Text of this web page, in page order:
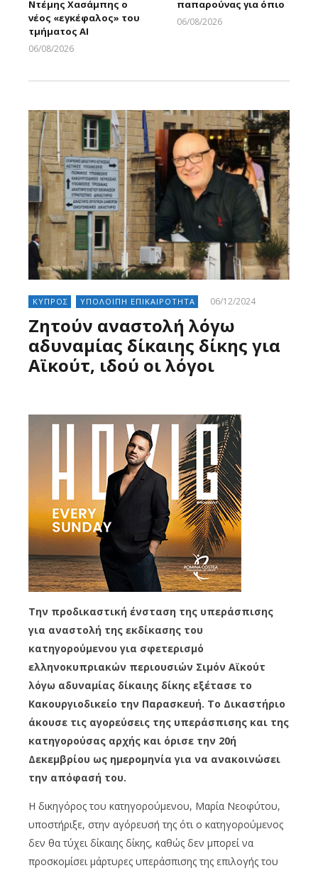
Ντέμης Χασάμπης ο
νέος «εγκέφαλος» του
τμήματος AI
06/08/2026
παπαρούνας για όπιο
06/08/2026
ΚΥΠΡΟΣ ΥΠΟΛΟΙΠΗ ΕΠΙΚΑΙΡΟΤΗΤΑ 06/12/2024
Ζητούν αναστολή λόγω
αδυναμίας δίκαιης δίκης για
Αϊκούτ, ιδού οι λόγοι
Την προδικαστική ένσταση της υπεράσπισης
για αναστολή της εκδίκασης του
κατηγορούμενου για σφετερισμό
ελληνοκυπριακών περιουσιών Σιμόν Αϊκούτ
λόγω αδυναμίας δίκαιης δίκης εξέτασε το
Κακουργιοδικείο την Παρασκευή. Το Δικαστήριο
άκουσε τις αγορεύσεις της υπεράσπισης και της
κατηγορούσας αρχής και όρισε την 20ή
Δεκεμβρίου ως ημερομηνία για να ανακοινώσει
την απόφασή του.
Η δικηγόρος του κατηγορούμενου, Μαρία Νεοφύτου,
υποστήριξε, στην αγόρευσή της ότι ο κατηγορούμενος
δεν θα τύχει δίκαιης δίκης, καθώς δεν μπορεί να
προσκομίσει μάρτυρες υπεράσπισης της επιλογής του